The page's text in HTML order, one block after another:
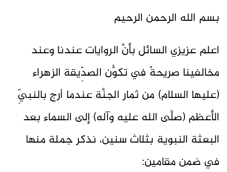
بسم الله الرحمن الرحيم
اعلم عزيزي السائل بأنَّ الروايات عندنا وعند
مخالفينا صريحةٌ في تكوُّن الصدِّيقة الزهراء
(عليها السلام) من ثمار الجنَّة عندما أرج بالنبيِّ
الأعظم (صلَّى الله عليه وآله) إلى السماء بعد
البعثة النبوية بثلاث سنين، نذكر جملة منها
في ضمن مقامين: